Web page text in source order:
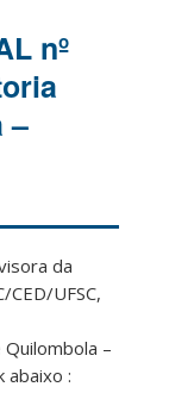
nº
–
da
UFSC,
–
abaixo :